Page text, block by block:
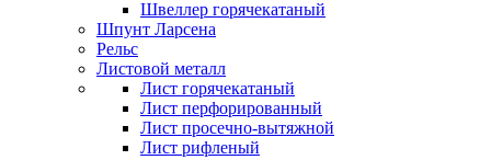
Швеллер горячекатаный
Шпунт Ларсена
Рельс
Листовой металл
Лист горячекатаный
Лист перфорированный
Лист просечно-вытяжной
Лист рифленый